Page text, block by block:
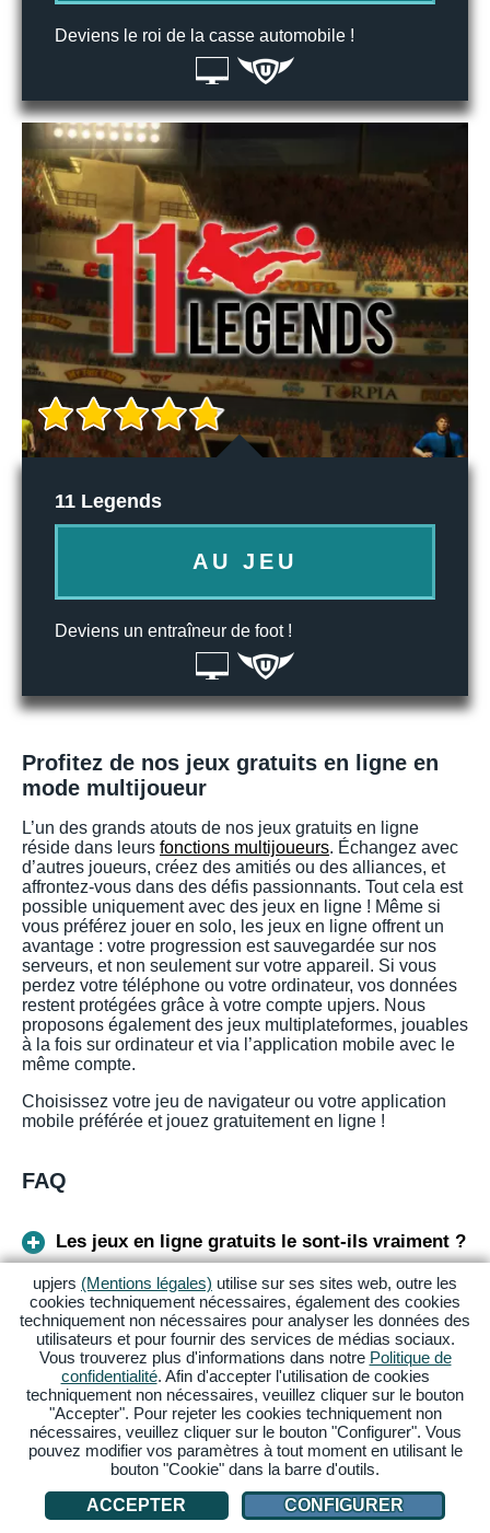
Deviens le roi de la casse automobile !
11 Legends
AU JEU
Deviens un entraîneur de foot !
Profitez de nos jeux gratuits en ligne en
mode multijoueur
L’un des grands atouts de nos jeux gratuits en ligne
réside dans leurs fonctions multijoueurs. Échangez avec
d’autres joueurs, créez des amitiés ou des alliances, et
affrontez-vous dans des défis passionnants. Tout cela est
possible uniquement avec des jeux en ligne ! Même si
vous préférez jouer en solo, les jeux en ligne offrent un
avantage : votre progression est sauvegardée sur nos
serveurs, et non seulement sur votre appareil. Si vous
perdez votre téléphone ou votre ordinateur, vos données
restent protégées grâce à votre compte upjers. Nous
proposons également des jeux multiplateformes, jouables
à la fois sur ordinateur et via l’application mobile avec le
même compte.
Choisissez votre jeu de navigateur ou votre application
mobile préférée et jouez gratuitement en ligne !
FAQ
Les jeux en ligne gratuits le sont-ils vraiment ?
Quels jeux peut-on télécharger gratuitement ?
Quels sont les jeux en ligne les plus populaires
?
Où peut-on jouer à des jeux en ligne gratuits ?
upjers (Mentions légales) utilise sur ses sites web, outre les
cookies techniquement nécessaires, également des cookies
techniquement non nécessaires pour analyser les données des
utilisateurs et pour fournir des services de médias sociaux.
Vous trouverez plus d'informations dans notre Politique de
confidentialité. Afin d'accepter l'utilisation de cookies
techniquement non nécessaires, veuillez cliquer sur le bouton
"Accepter". Pour rejeter les cookies techniquement non
nécessaires, veuillez cliquer sur le bouton "Configurer". Vous
pouvez modifier vos paramètres à tout moment en utilisant le
bouton "Cookie" dans la barre d'outils.
ACCEPTER
CONFIGURER